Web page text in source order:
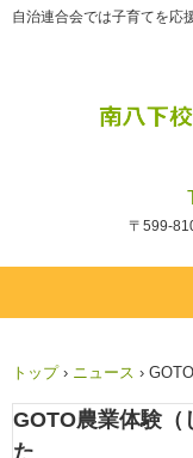
自治連合会では子育てを応
〒599-
トップ › ニュース ›
GOTO農業体験（
た